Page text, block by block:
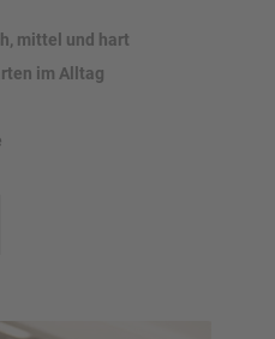
mittel und hart
im Alltag